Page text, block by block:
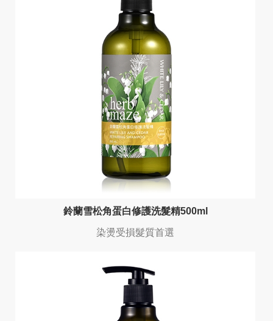
鈴蘭雪松角蛋白修護洗髮精500ml
染燙受損髮質首選